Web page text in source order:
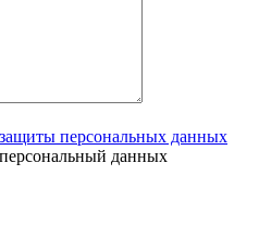
персональных данных
данных